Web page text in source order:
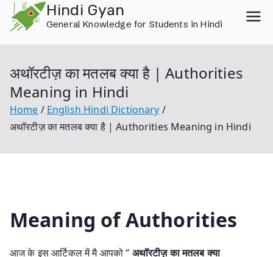
content
Hindi Gyan
General Knowledge for Students in Hindi
अथॉरटीज़ का मतलब क्या है | Authorities
Meaning in Hindi
Home
English Hindi Dictionary
अथॉरटीज़ का मतलब क्या है | Authorities Meaning in Hindi
Meaning of Authorities
आज के इस आर्टिकल में मै आपको “ अथॉरटीज़ का मतलब क्या